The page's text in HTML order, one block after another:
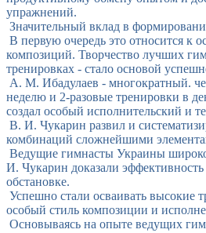
упражнений.
Значительный вклад в
В первую очередь это относится к
композиций. Творчество лучших
тренировках - стало основой
А. М. Ибадулаев - многократный.
неделю и 2-разовые тренировки в
создал особый исполнительский и
В. И. Чукарин развил и
комбинаций сложнейшими
Ведущие гимнасты Украины широко
И. Чукарин доказали
обстановке.
Успешно стали осваивать высокие
особый стиль композиции и
Основываясь на опыте ведущих